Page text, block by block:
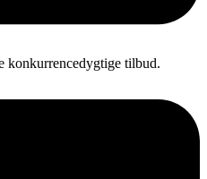
konkurrencedygtige tilbud.